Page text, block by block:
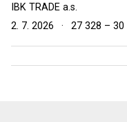
IBK TRADE a.s.
2. 7. 2026
· 27 328 – 30